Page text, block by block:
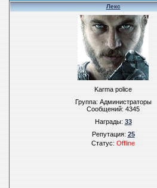
Лекс
Karma police
Группа: Администраторы
Сообщений:4345
Награды:33
Репутация:25
Статус:Offline